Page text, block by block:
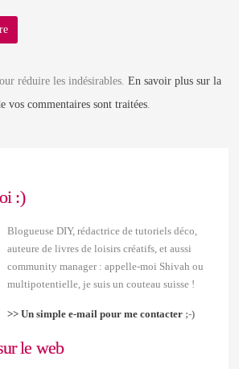
réduire les indésirables.En savoir plus sur la
vos commentaires sont traitées.
:)
Blogueuse DIY, rédactrice de tutoriels déco,
auteure de livres de loisirs créatifs, et aussi
community manager : appelle-moi Shivah ou
multipotentielle, je suis un couteau suisse !
>> Un simple e-mail pour me contacter ;-)
le web